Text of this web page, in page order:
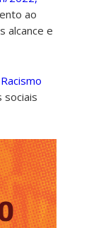
ao
alcance e
sociais